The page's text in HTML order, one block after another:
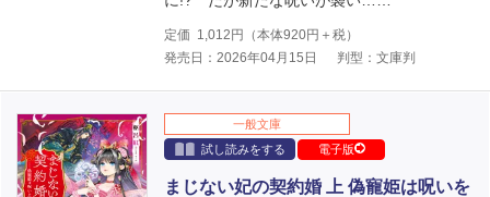
定価 1,012 円（本体920円＋税）
発売日：2026年04月15日
判型：文庫判
一般文庫
試し読みをする
電子版
まじない妃の契約婚 上 偽寵姫は呪いを